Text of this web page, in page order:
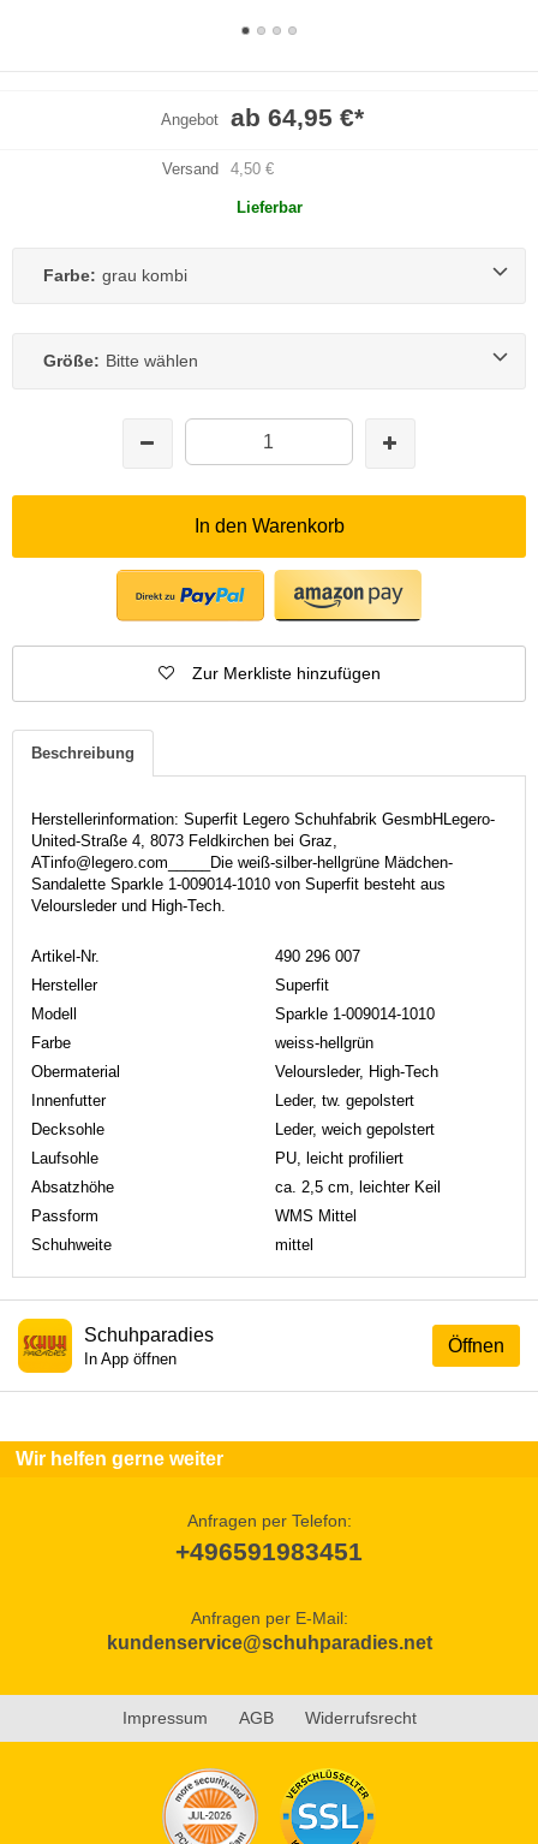
Angebot ab 64,95 €*
Versand 4,50 €
Lieferbar
Farbe: grau kombi
Größe: Bitte wählen
In den Warenkorb
Zur Merkliste hinzufügen
Beschreibung
Herstellerinformation: Superfit Legero Schuhfabrik GesmbHLegero-
United-Straße 4, 8073 Feldkirchen bei Graz,
ATinfo@legero.com_____Die weiß-silber-hellgrüne Mädchen-
Sandalette Sparkle 1-009014-1010 von Superfit besteht aus
Veloursleder und High-Tech.
Artikel-Nr.
490 296 007
Hersteller
Superfit
Modell
Sparkle 1-009014-1010
Farbe
weiss-hellgrün
Obermaterial
Veloursleder, High-Tech
Innenfutter
Leder, tw. gepolstert
Decksohle
Leder, weich gepolstert
Laufsohle
PU, leicht profiliert
Absatzhöhe
ca. 2,5 cm, leichter Keil
Passform
WMS Mittel
Schuhweite
mittel
Öffnen
Schuhparadies
In App öffnen
Wir helfen gerne weiter
Anfragen per Telefon:
+496591983451
Anfragen per E-Mail:
kundenservice@schuhparadies.net
Impressum AGB Widerrufsrecht